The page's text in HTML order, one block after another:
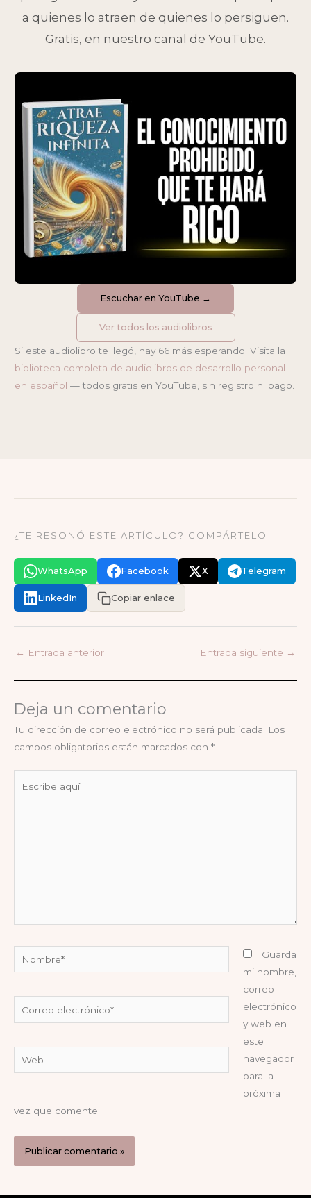
a quienes lo atraen de quienes lo persiguen.
Gratis, en nuestro canal de YouTube.
Escuchar en YouTube →
Ver todos los audiolibros
Si este audiolibro te llegó, hay 66 más esperando. Visita la
biblioteca completa de audiolibros de desarrollo personal
en español — todos gratis en YouTube, sin registro ni pago.
¿TE RESONÓ ESTE ARTÍCULO? COMPÁRTELO
WhatsApp Facebook X Telegram
LinkedIn Copiar enlace
← Entrada anterior Entrada siguiente →
Deja un comentario
Tu dirección de correo electrónico no será publicada. Los
campos obligatorios están marcados con *
Nombre*
electrónico*
Guarda
mi nombre,
correo
electrónico
y web en
este
navegador
para la
próxima
vez que comente.